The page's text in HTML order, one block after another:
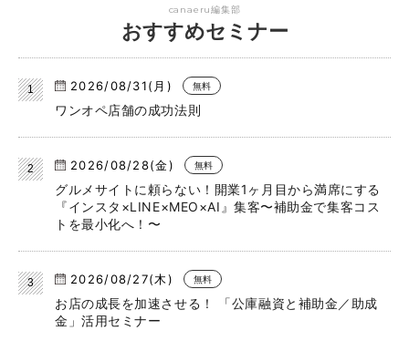
canaeru編集部
おすすめセミナー
2026/08/31(月) 無料
ワンオペ店舗の成功法則
2026/08/28(金) 無料
グルメサイトに頼らない！開業1ヶ月目から満席にする
『インスタ×LINE×MEO×AI』集客〜補助金で集客コス
トを最小化へ！〜
2026/08/27(木) 無料
お店の成長を加速させる！ 「公庫融資と補助金／助成
金」活用セミナー